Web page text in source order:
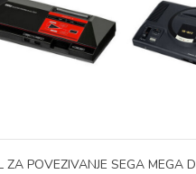
ZA POVEZIVANJE SEGA MEGA